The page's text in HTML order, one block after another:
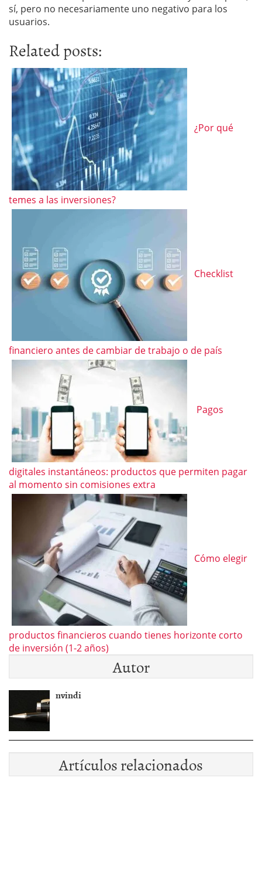
sí, pero no necesariamente uno negativo para los
usuarios.
Related posts:
¿Por qué
temes a las inversiones?
Checklist
financiero antes de cambiar de trabajo o de país
Pagos
digitales instantáneos: productos que permiten pagar
al momento sin comisiones extra
Cómo elegir
productos financieros cuando tienes horizonte corto
de inversión (1-2 años)
Autor
nvindi
Artículos relacionados